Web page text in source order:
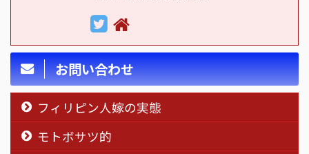
お問い合わせ
フィリピン人嫁の実態
モトボサツ的